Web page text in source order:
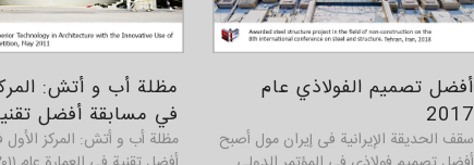
أفضل تصميم الفولاذي عام
2017
سقف الحديقة الإيرانية فی إیران مول أصبح
مظلة أب و أتش:
في مسابقة أفضل
مظلة أب و أتش: المركز